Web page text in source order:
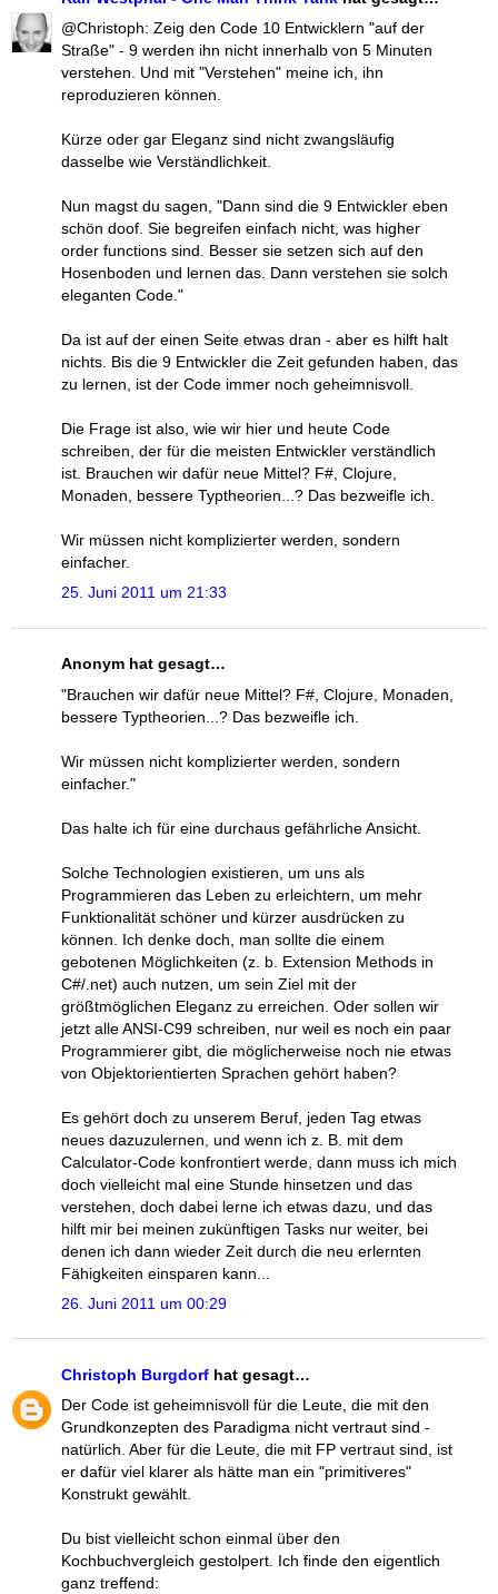
@Christoph: Zeig den Code 10 Entwicklern "auf der
Straße" - 9 werden ihn nicht innerhalb von 5 Minuten
verstehen. Und mit "Verstehen" meine ich, ihn
reproduzieren können.
Kürze oder gar Eleganz sind nicht zwangsläufig
dasselbe wie Verständlichkeit.
Nun magst du sagen, "Dann sind die 9 Entwickler eben
schön doof. Sie begreifen einfach nicht, was higher
order functions sind. Besser sie setzen sich auf den
Hosenboden und lernen das. Dann verstehen sie solch
eleganten Code."
Da ist auf der einen Seite etwas dran - aber es hilft halt
nichts. Bis die 9 Entwickler die Zeit gefunden haben, das
zu lernen, ist der Code immer noch geheimnisvoll.
Die Frage ist also, wie wir hier und heute Code
schreiben, der für die meisten Entwickler verständlich
ist. Brauchen wir dafür neue Mittel? F#, Clojure,
Monaden, bessere Typtheorien...? Das bezweifle ich.
Wir müssen nicht komplizierter werden, sondern
einfacher.
25. Juni 2011 um 21:33
Anonym hat gesagt…
"Brauchen wir dafür neue Mittel? F#, Clojure, Monaden,
bessere Typtheorien...? Das bezweifle ich.
Wir müssen nicht komplizierter werden, sondern
einfacher."
Das halte ich für eine durchaus gefährliche Ansicht.
Solche Technologien existieren, um uns als
Programmieren das Leben zu erleichtern, um mehr
Funktionalität schöner und kürzer ausdrücken zu
können. Ich denke doch, man sollte die einem
gebotenen Möglichkeiten (z. b. Extension Methods in
C#/.net) auch nutzen, um sein Ziel mit der
größtmöglichen Eleganz zu erreichen. Oder sollen wir
jetzt alle ANSI-C99 schreiben, nur weil es noch ein paar
Programmierer gibt, die möglicherweise noch nie etwas
von Objektorientierten Sprachen gehört haben?
Es gehört doch zu unserem Beruf, jeden Tag etwas
neues dazuzulernen, und wenn ich z. B. mit dem
Calculator-Code konfrontiert werde, dann muss ich mich
doch vielleicht mal eine Stunde hinsetzen und das
verstehen, doch dabei lerne ich etwas dazu, und das
hilft mir bei meinen zukünftigen Tasks nur weiter, bei
denen ich dann wieder Zeit durch die neu erlernten
Fähigkeiten einsparen kann...
26. Juni 2011 um 00:29
Christoph Burgdorf hat gesagt…
Der Code ist geheimnisvoll für die Leute, die mit den
Grundkonzepten des Paradigma nicht vertraut sind -
natürlich. Aber für die Leute, die mit FP vertraut sind, ist
er dafür viel klarer als hätte man ein "primitiveres"
Konstrukt gewählt.
Du bist vielleicht schon einmal über den
Kochbuchvergleich gestolpert. Ich finde den eigentlich
ganz treffend: